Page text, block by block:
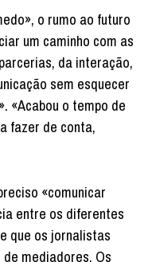
o rumo ao futuro
um caminho com as
da interação,
sem esquecer
«Acabou o tempo de
fazer de conta,
«comunicar
entre os diferentes
que os jornalistas
mediadores. Os